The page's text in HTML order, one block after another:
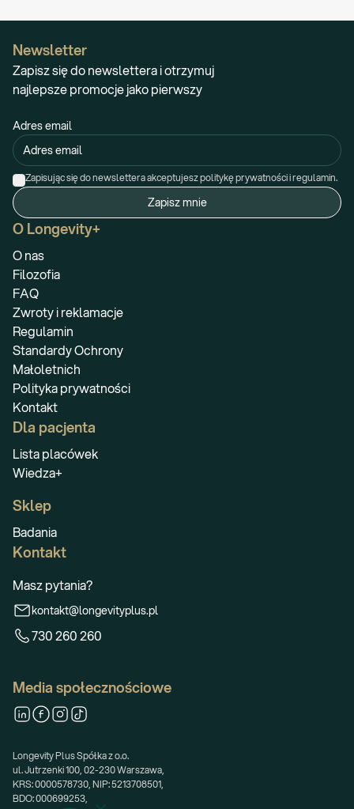
O Longevity+
O nas
Filozofia
FAQ
Zwroty i reklamacje
Regulamin
Standardy Ochrony
Małoletnich
Polityka prywatności
Kontakt
Dla pacjenta
Lista placówek
Wiedza+
Sklep
Badania
Kontakt
Masz pytania?
kontakt@longevityplus.pl
730 260 260
Media społecznościowe
Longevity Plus Spółka z o.o.
ul. Jutrzenki 100, 02-230 Warszawa,
KRS: 0000578730, NIP: 5213708501,
BDO: 000699253,
Newsletter
Zapisz się do newslettera i otrzymuj
najlepsze promocje jako pierwszy
Adres email
Zapisując się do newslettera akceptujesz politykę prywatności i regulamin.
Zapisz mnie